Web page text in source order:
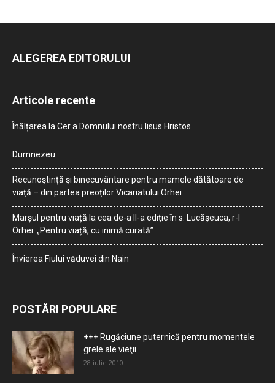
ALEGEREA EDITORULUI
Articole recente
Înălțarea la Cer a Domnului nostru Iisus Hristos
Dumnezeu…
Recunoștință și binecuvântare pentru mamele dătătoare de
viață – din partea preoților Vicariatului Orhei
Marșul pentru viață la cea de-a II-a ediție în s. Lucășeuca, r-l
Orhei: „Pentru viață, cu inimă curată”
Învierea Fiului văduvei din Nain
POSTĂRI POPULARE
+++ Rugăciune puternică pentru momentele
grele ale vieţii
28 iulie 2010